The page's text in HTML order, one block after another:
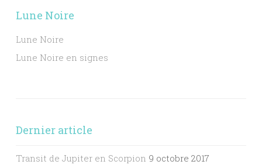
Lune Noire
Lune Noire
Lune Noire en signes
Dernier article
Transit de Jupiter en Scorpion 9 octobre 2017